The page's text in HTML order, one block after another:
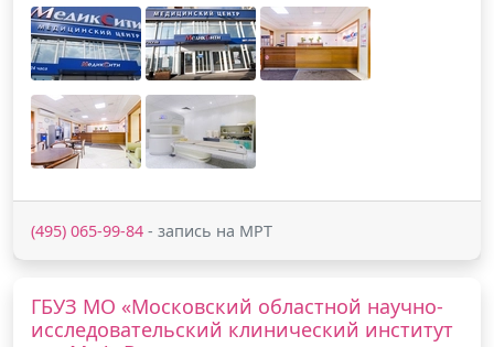
(495) 065-99-84 - запись на МРТ
ГБУЗ МО «Московский областной научно-
исследовательский клинический институт